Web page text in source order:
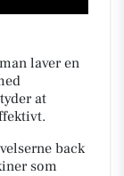
laver en
at
back
som